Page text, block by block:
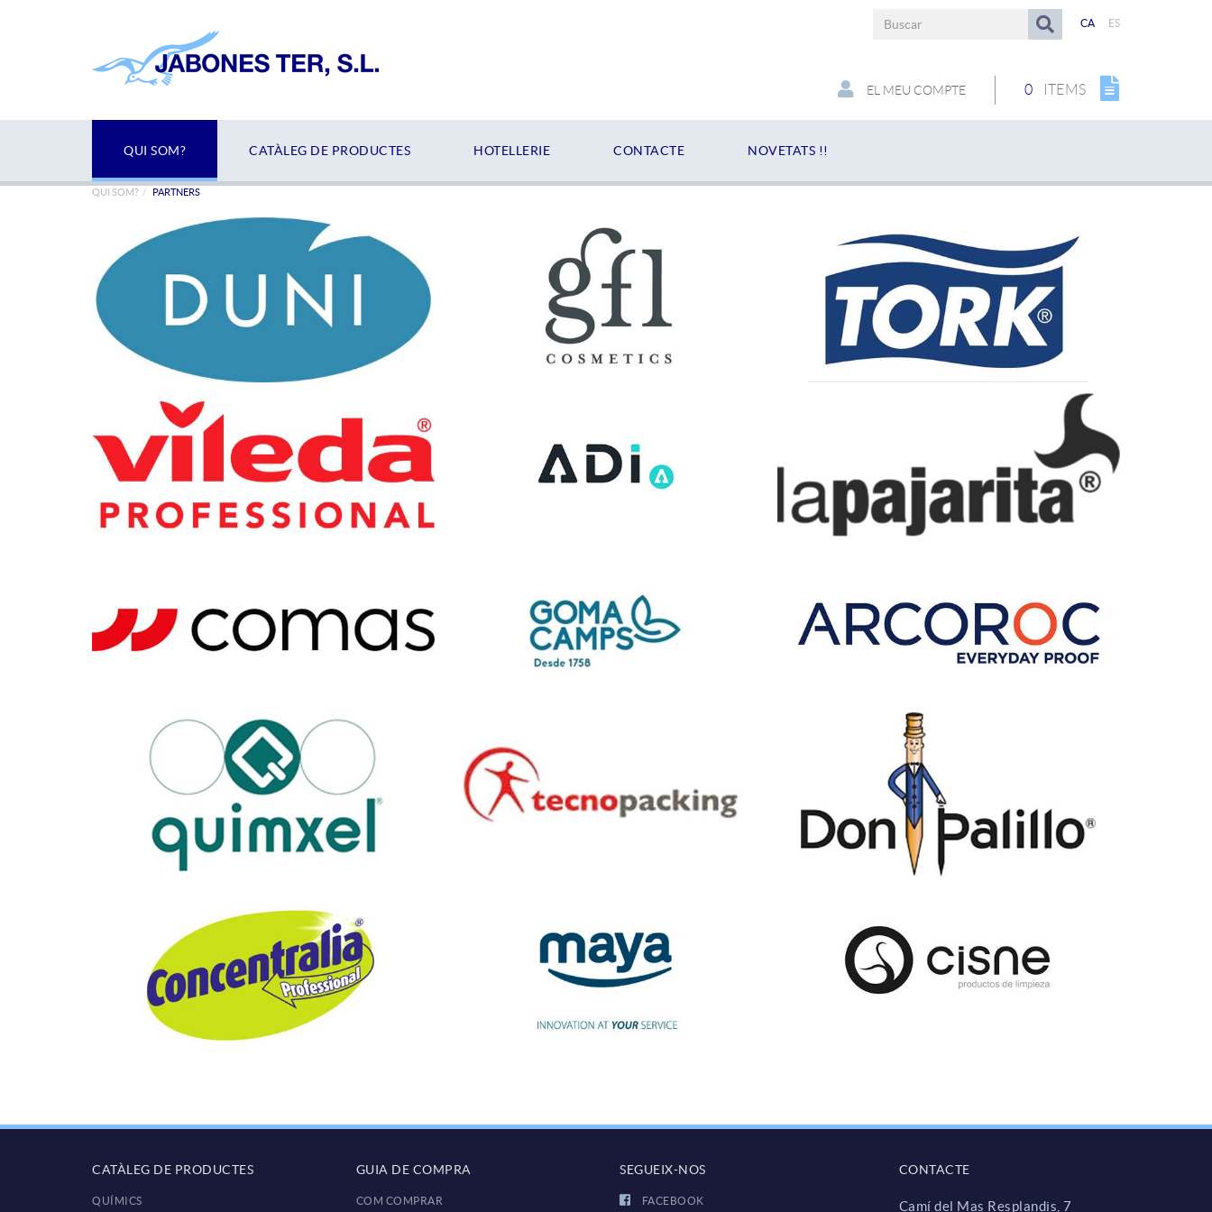
CA ES
0 ITEMS
EL MEU COMPTE
QUI SOM? CATÀLEG DE PRODUCTES HOTELLERIE CONTACTE NOVETATS !!
QUI SOM? PARTNERS
CATÀLEG DE PRODUCTES
QUÍMICS
GUIA DE COMPRA
COM COMPRAR
SEGUEIX-NOS
FACEBOOK
CONTACTE
Camí del Mas Resplandis, 7